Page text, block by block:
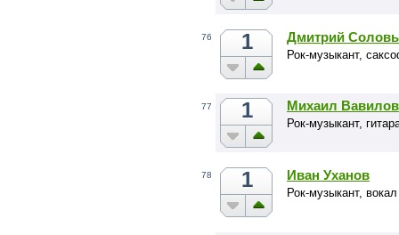
76 1 Дмитрий
Рок-музыкант,
77 1 Михаил Вавилов
Рок-музыкант,
78 1 Иван Уханов
Рок-музыкант,